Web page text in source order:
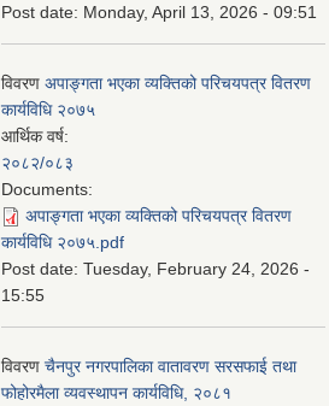
Post date: Monday, April 13, 2026 - 09:51
विवरण अपाङ्गता भएका व्यक्तिको परिचयपत्र वितरण
कार्यविधि २०७५
आर्थिक वर्ष:
२०८२/०८३
Documents:
अपाङ्गता भएका व्यक्तिको परिचयपत्र वितरण
कार्यविधि २०७५.pdf
Post date: Tuesday, February 24, 2026 -
15:55
विवरण चैनपुर नगरपालिका वातावरण सरसफाई तथा
फोहोरमैला व्यवस्थापन कार्यविधि, २०८१